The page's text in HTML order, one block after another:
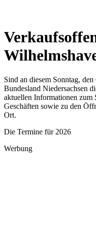
Sind an diesem Sonntag,
Bundesland Niedersachsen
aktuellen Informationen zum
Geschäften sowie zu den
Ort.
Die Termine für 2026
Werbung